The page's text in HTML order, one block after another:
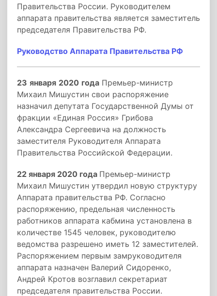
Правительства России. Руководителем
аппарата правительства является заместитель
председателя Правительства РФ.
Руководство Аппарата Правительства РФ
23 января 2020 года Премьер-министр
Михаил Мишустин свои распоряжение
назначил депутата Государственной Думы от
фракции «Единая Россия» Грибова
Александра Сергеевича на должность
заместителя Руководителя Аппарата
Правительства Российской Федерации.
22 января 2020 года Премьер-министр
Михаил Мишустин утвердил новую структуру
Аппарата правительства РФ. Согласно
распоряжению, предельная численность
работников аппарата кабмина установлена в
количестве 1545 человек, руководителю
ведомства разрешено иметь 12 заместителей.
Распоряжением первым замруководителя
аппарата назначен Валерий Сидоренко,
Андрей Кротов возглавил секретариат
председателя правительства России.